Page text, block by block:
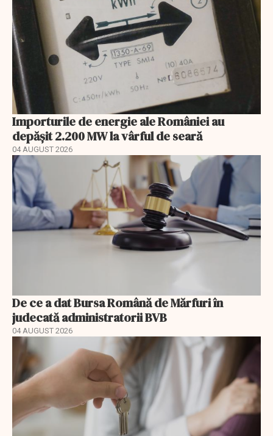
Importurile de energie ale României au
depășit 2.200 MW la vârful de seară
04 AUGUST 2026
De ce a dat Bursa Română de Mărfuri în
judecată administratorii BVB
04 AUGUST 2026